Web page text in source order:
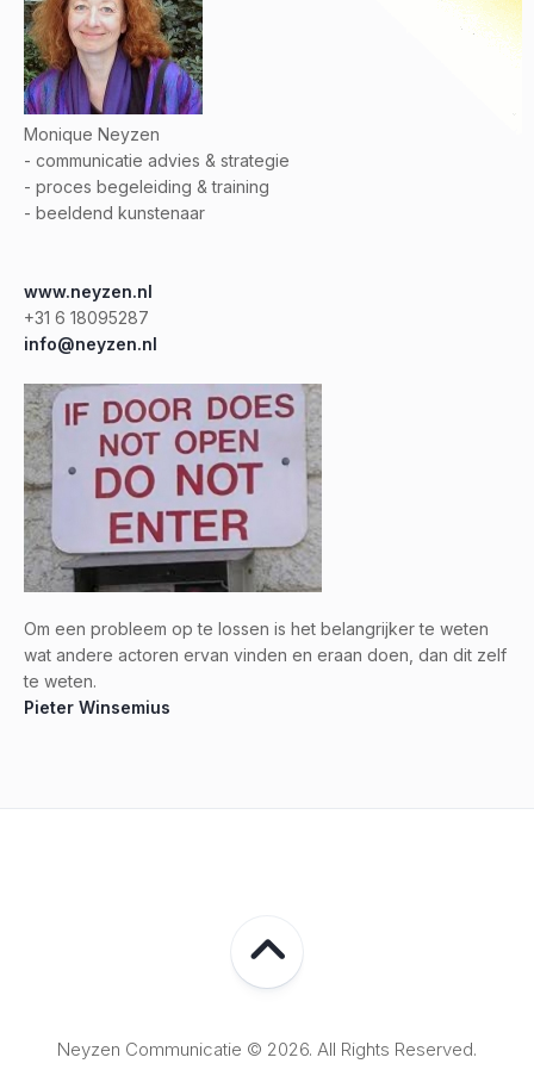
Monique Neyzen
- communicatie advies & strategie
- proces begeleiding & training
- beeldend kunstenaar
www.neyzen.nl
+31 6 18095287
info@neyzen.nl
Om een probleem op te lossen is het belangrijker te weten
wat andere actoren ervan vinden en eraan doen, dan dit zelf
te weten.
Pieter Winsemius
Neyzen Communicatie © 2026. All Rights Reserved.